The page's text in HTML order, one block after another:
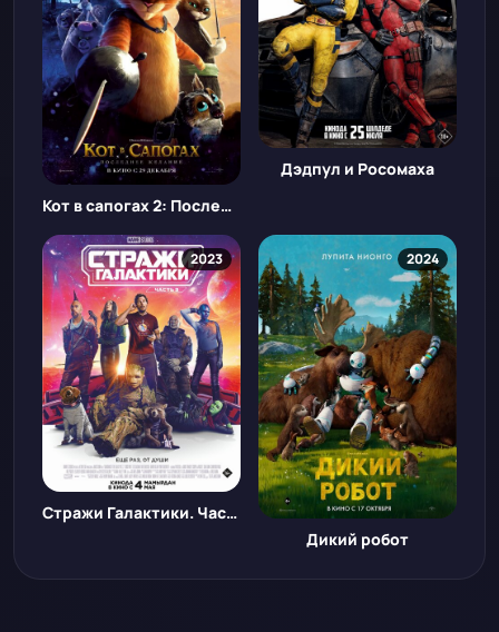
Кот в сапогах 2: Последнее желание
Дэдпул и Росомаха
2023
Стражи Галактики. Часть 3
2024
Дикий робот